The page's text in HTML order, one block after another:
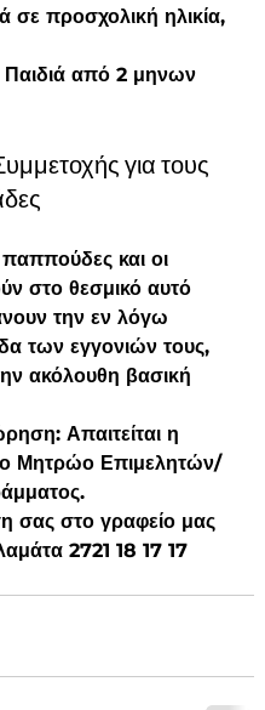
σε προσχολική ηλικία,
από 2 μηνων
για τους
και οι
στο θεσμικό αυτό
την εν λόγω
των εγγονιών τους,
ακόλουθη βασική
Απαιτείται η
Μητρώο Επιμελητών/
σας στο γραφείο μας
2721 18 17 17